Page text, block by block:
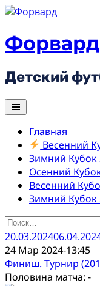
Skip
content
Форвард
Детский
Главная
Весенний
Зимний Кубок
Осенний
Весенний
Зимний Кубок
Найти:
20.03.2024
24 Мар 2024-13:45
Финиш. Турнир
Половина матча: -